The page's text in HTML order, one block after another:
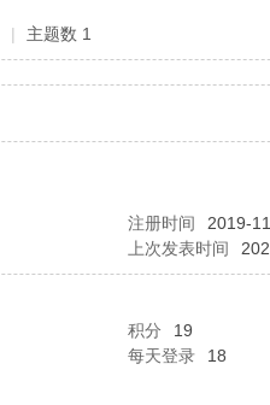
| 主题数 1
注册时间
2019-
上次发表时间
积分
19
每天登录
18